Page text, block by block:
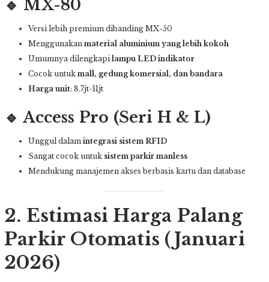
🔹 MX-80
Versi lebih premium dibanding MX-50
Menggunakan material aluminium yang lebih kokoh
Umumnya dilengkapilampu LED indikator
Cocok untuk mall, gedung komersial, dan bandara
Harga unit: 8.7jt-11jt
🔹 Access Pro (Seri H & L)
Unggul dalam integrasi sistem RFID
Sangat cocok untuk sistem parkir manless
Mendukung manajemen akses berbasis kartu dan database
2. Estimasi Harga Palang
Parkir Otomatis (Januari
2026)